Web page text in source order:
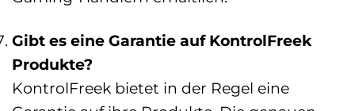
Gibt es eine Garantie auf KontrolFreek
Produkte?
KontrolFreek bietet in der Regel eine